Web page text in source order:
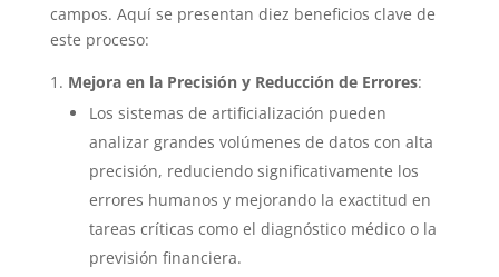
campos. Aquí se presentan diez beneficios clave de
este proceso:
Mejora en la Precisión y Reducción de Errores:
Los sistemas de artificialización pueden
analizar grandes volúmenes de datos con alta
precisión, reduciendo significativamente los
errores humanos y mejorando la exactitud en
tareas críticas como el diagnóstico médico o la
previsión financiera.